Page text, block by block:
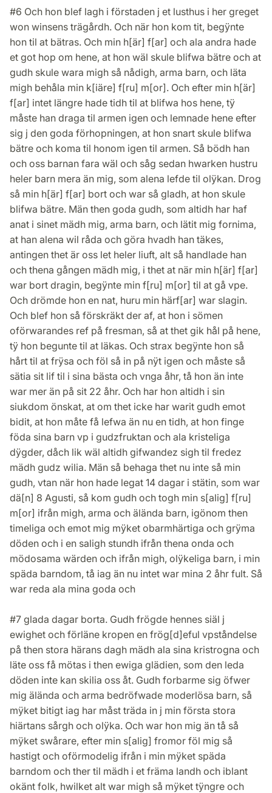
#6 Och hon blef lagh i förstaden j et lusthus i her greget
won winsens trägårdh. Och när hon kom tit, begÿnte
hon til at bätras. Och min h[är] f[ar] och ala andra hade
et got hop om hene, at hon wäl skule blifwa bätre och at
gudh skule wara migh så nådigh, arma barn, och läta
migh behåla min k[iäre] f[ru] m[or]. Och efter min h[är]
f[ar] intet längre hade tidh til at blifwa hos hene, tÿ
måste han draga til armen igen och lemnade hene efter
sig j den goda förhopningen, at hon snart skule blifwa
bätre och koma til honom igen til armen. Så bödh han
och oss barnan fara wäl och såg sedan hwarken hustru
heler barn mera än mig, som alena lefde til olÿkan. Drog
så min h[är] f[ar] bort och war så gladh, at hon skule
blifwa bätre. Män then goda gudh, som altidh har haf
anat i sinet mädh mig, arma barn, och lätit mig fornima,
at han alena wil råda och göra hvadh han täkes,
antingen thet är oss let heler liuft, alt så handlade han
och thena gången mädh mig, i thet at när min h[är] f[ar]
war bort dragin, begÿnte min f[ru] m[or] til at gå vpe.
Och drömde hon en nat, huru min härf[ar] war slagin.
Och blef hon så förskräkt der af, at hon i sömen
oförwarandes ref på fresman, så at thet gik hål på hene,
tÿ hon begunte til at läkas. Och strax begÿnte hon så
hårt til at frÿsa och föl så in på nÿt igen och måste så
sätia sit lif til i sina bästa och vnga åhr, tå hon än inte
war mer än på sit 22 åhr. Och har hon altidh i sin
siukdom önskat, at om thet icke har warit gudh emot
bidit, at hon måte få lefwa än nu en tidh, at hon finge
föda sina barn vp i gudzfruktan och ala kristeliga
dÿgder, dåch lik wäl altidh gifwandez sigh til fredez
mädh gudz wilia. Män så behaga thet nu inte så min
gudh, vtan när hon hade legat 14 dagar i stätin, som war
dä[n] 8 Agusti, så kom gudh och togh min s[alig] f[ru]
m[or] ifrån migh, arma och älända barn, igönom then
timeliga och emot mig mÿket obarmhärtiga och grÿma
döden och i en saligh stundh ifrån thena onda och
mödosama wärden och ifrån migh, olÿkeliga barn, i min
späda barndom, tå iag än nu intet war mina 2 åhr fult. Så
war reda ala mina goda och
#7 glada dagar borta. Gudh frögde hennes siäl j
ewighet och förläne kropen en frög[d]eful vpståndelse
på then stora härans dagh mädh ala sina kristrogna och
läte oss få mötas i then ewiga glädien, som den leda
döden inte kan skilia oss åt. Gudh forbarme sig öfwer
mig älända och arma bedröfwade moderlösa barn, så
mÿket bitigt iag har måst träda in j min första stora
hiärtans sårgh och olÿka. Och war hon mig än tå så
mÿket swårare, efter min s[alig] fromor föl mig så
hastigt och oförmodelig ifrån i min mÿket späda
barndom och ther til mädh i et främa landh och iblant
okänt folk, hwilket alt war migh så mÿket tÿngre och